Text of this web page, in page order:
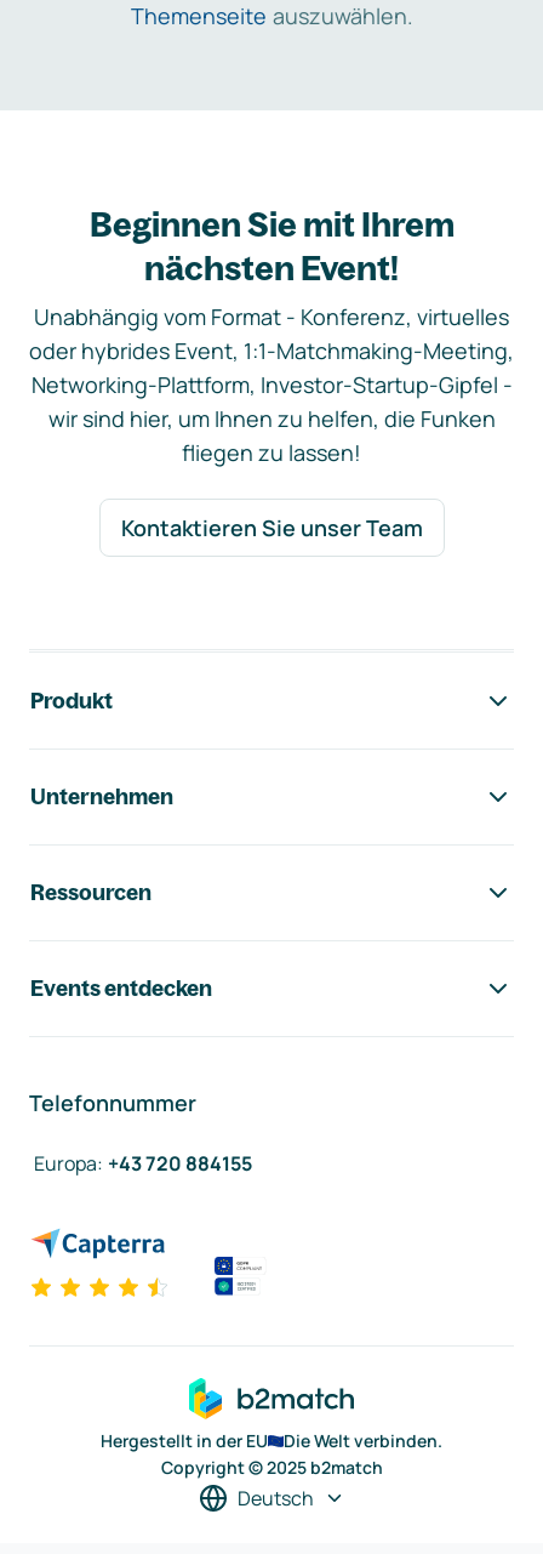
Themenseite auszuwählen.
Beginnen Sie mit Ihrem
nächsten Event!
Unabhängig vom Format - Konferenz, virtuelles
oder hybrides Event, 1:1-Matchmaking-Meeting,
Networking-Plattform, Investor-Startup-Gipfel -
wir sind hier, um Ihnen zu helfen, die Funken
fliegen zu lassen!
Kontaktieren Sie unser Team
Produkt
Unternehmen
Ressourcen
Events entdecken
Telefonnummer
Europa: +43 720 884155
Hergestellt in der EU
Die Welt verbinden.
Copyright © 2025 b2match
Deutsch